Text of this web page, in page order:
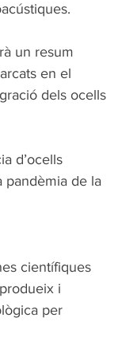
un resum
en el
dels ocells
d’ocells
pandèmia de la
científiques
i
per